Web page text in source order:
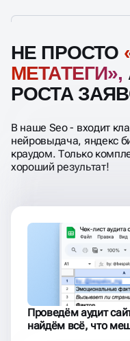
НЕ ПРОСТО
МЕТАТЕГИ»,
РОСТА
В наше Seo - входит
нейровыдача, яндекс
краудом. Только
хороший результат!
Проведём аудит
найдём всё, что